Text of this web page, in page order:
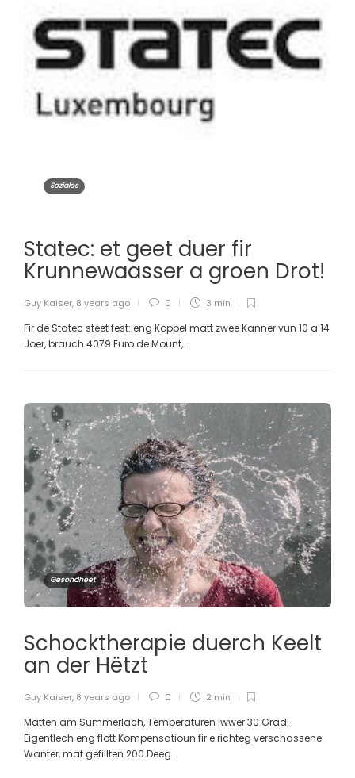
Soziales
Statec: et geet duer fir
Krunnewaasser a groen Drot!
Guy Kaiser, 8 years ago 0 3 min
Fir de Statec steet fest: eng Koppel matt zwee Kanner vun 10 a 14
Joer, brauch 4079 Euro de Mount,...
Gesondheet
Schocktherapie duerch Keelt
an der Hëtzt
Guy Kaiser, 8 years ago 0 2 min
Matten am Summerlach, Temperaturen iwwer 30 Grad!
Eigentlech eng flott Kompensatioun fir e richteg verschassene
Wanter, mat gefillten 200 Deeg...